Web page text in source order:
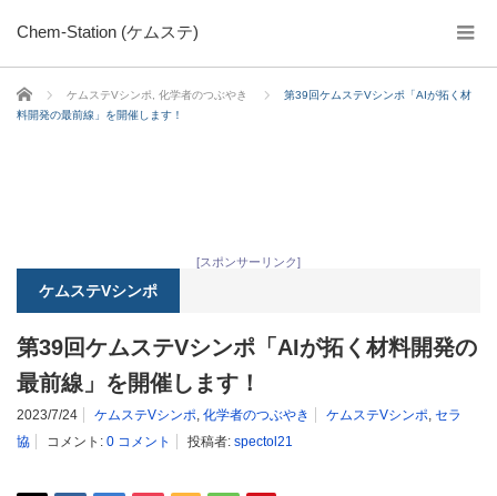
Chem-Station (ケムステ)
ホーム ケムステVシンポ 化学者のつぶやき
第39回ケムステVシンポ「AIが拓く材
料開発の最前線」を開催します！
[スポンサーリンク]
ケムステVシンポ
第39回ケムステVシンポ「AIが拓く材料開発の
最前線」を開催します！
2023/7/24 ケムステVシンポ, 化学者のつぶやき ケムステVシンポ, セラ
協
コメント: 0 コメント 投稿者: spectol21